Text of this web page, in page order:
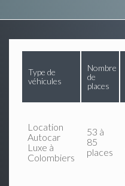
Type de
véhicules
Nombre
de
places
Location
Autocar
Luxe à
Colombiers
53 à
85
places